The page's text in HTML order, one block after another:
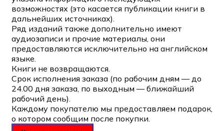
возможностях (это касается публикации книги в
дальнейших источниках).
Ряд изданий также дополнительно имеют
аудиозаписи и прочие материалы, они
предоставляются исключительно на английском
языке.
Книги не возвращаются.
Срок исполнения заказа (по рабочим дням — до
24.00 дня заказа, по выходным — ближайший
рабочий день).
Каждому покупателю мы предоставляем подарок,
о котором сообщим после покупки.